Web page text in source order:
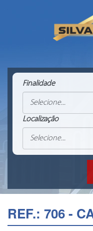
Finalidade
Localização
REF.: 706 -